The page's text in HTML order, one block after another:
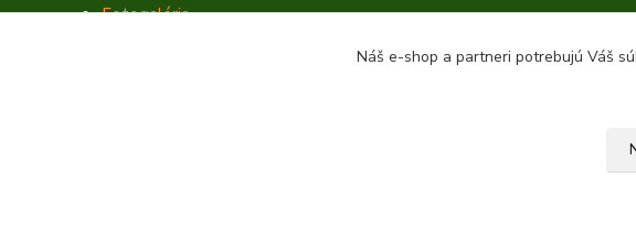
Fotogaléria
Náš e-shop a partneri potrebujú Váš